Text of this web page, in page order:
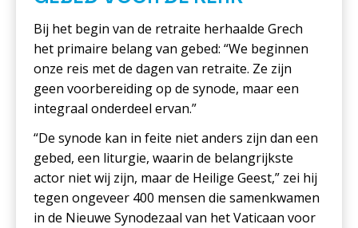
Bij het begin van de retraite herhaalde Grech
het primaire belang van gebed: “We beginnen
onze reis met de dagen van retraite. Ze zijn
geen voorbereiding op de synode, maar een
integraal onderdeel ervan.”
“De synode kan in feite niet anders zijn dan een
gebed, een liturgie, waarin de belangrijkste
actor niet wij zijn, maar de Heilige Geest,” zei hij
tegen ongeveer 400 mensen die samenkwamen
in de Nieuwe Synodezaal van het Vaticaan voor